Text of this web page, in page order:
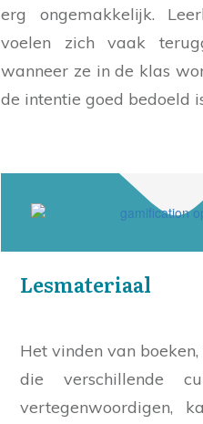
erg ongemakkelijk.
voelen zich vaak
wanneer ze in de klas
de intentie goed bedoeld
Lesmateriaal
Het vinden van
die verschillende
vertegenwoordigen,